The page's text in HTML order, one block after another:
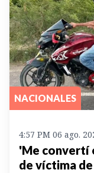
NACIONALES
4:57 PM 06 ago.
'Me convertí
de víctima